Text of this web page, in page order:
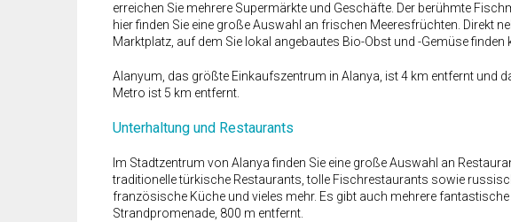
erreichen Sie mehrere Supermärkte und Geschäfte. Der berühmte
hier finden Sie eine große Auswahl an frischen Meeresfrüchten. Direkt
Marktplatz, auf dem Sie lokal angebautes Bio-Obst und -Gemüse finden
Alanyum, das größte Einkaufszentrum in Alanya, ist 4 km entfernt und
Metro ist 5 km entfernt.
Unterhaltung und Restaurants
Im Stadtzentrum von Alanya finden Sie eine große Auswahl an
traditionelle türkische Restaurants, tolle Fischrestaurants sowie
französische Küche und vieles mehr. Es gibt auch mehrere
Strandpromenade, 800 m entfernt.